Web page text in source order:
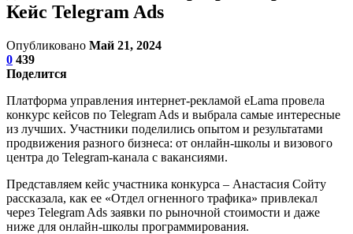
Кейс Telegram Ads
Опубликовано Май 21, 2024
0 439
Поделится
Платформа управления интернет-рекламой eLama провела
конкурс кейсов по Telegram Ads и выбрала самые интересные
из лучших. Участники поделились опытом и результатами
продвижения разного бизнеса: от онлайн-школы и визового
центра до Telegram-канала с вакансиями.
Представляем кейс участника конкурса – Анастасия Сойту
рассказала, как ее «Отдел огненного трафика» привлекал
через Telegram Ads заявки по рыночной стоимости и даже
ниже для онлайн-школы программирования.